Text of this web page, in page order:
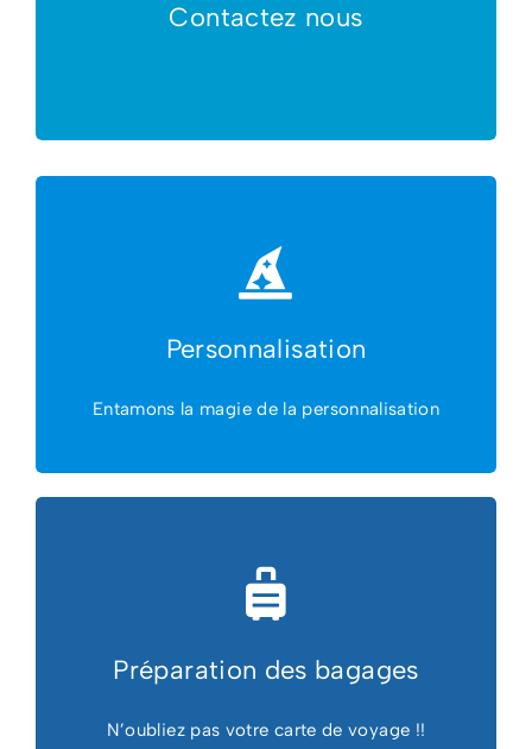
Contactez nous
Personnalisation
Entamons la magie de la personnalisation
Préparation des bagages
N’oubliez pas votre carte de voyage !!